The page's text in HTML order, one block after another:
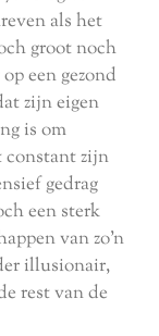
als het
groot noch
een gezond
zijn eigen
is om
constant zijn
gedrag
een sterk
van zo'n
illusionair,
rest van de